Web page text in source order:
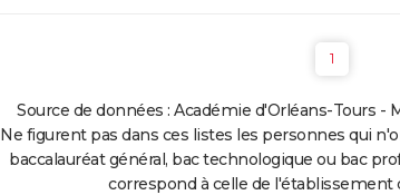
1
Source de données : Académie d'Orléans-Tours -
Ne figurent pas dans ces listes les personnes qui
baccalauréat général, bac technologique ou bac
correspond à celle de l'établissement